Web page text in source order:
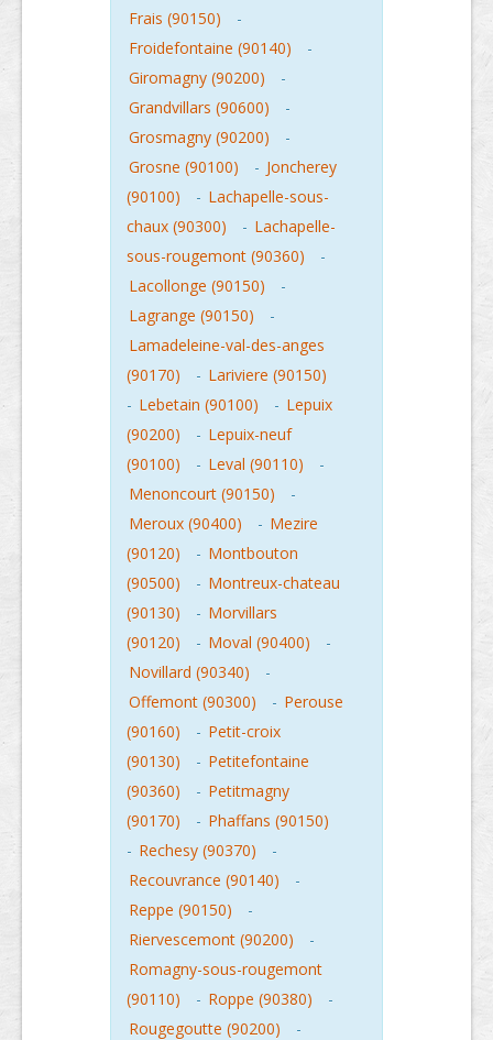
Frais (90150)
-
Froidefontaine (90140)
-
Giromagny (90200)
-
Grandvillars (90600)
-
Grosmagny (90200)
-
Grosne (90100)
- Joncherey
(90100)
- Lachapelle-sous-
chaux (90300)
- Lachapelle-
sous-rougemont (90360)
-
Lacollonge (90150)
-
Lagrange (90150)
-
Lamadeleine-val-des-anges
(90170)
- Lariviere (90150)
- Lebetain (90100) - Lepuix
(90200)
- Lepuix-neuf
(90100)
- Leval (90110)
-
Menoncourt (90150)
-
Meroux (90400)
- Mezire
(90120)
- Montbouton
(90500)
- Montreux-chateau
(90130)
- Morvillars
(90120)
- Moval (90400)
-
Novillard (90340)
-
Offemont (90300)
- Perouse
(90160)
- Petit-croix
(90130)
- Petitefontaine
(90360)
- Petitmagny
(90170)
- Phaffans (90150)
- Rechesy (90370)
-
Recouvrance (90140)
-
Reppe (90150)
-
Riervescemont (90200)
-
Romagny-sous-rougemont
(90110)
- Roppe (90380)
-
Rougegoutte (90200)
-